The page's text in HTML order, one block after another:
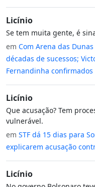
Licínio
Se tem muita gente, é
em Com Arena das
décadas de sucessos;
Fernandinha confirmados
Licínio
Que acusação? Tem
vulnerável.
em STF dá 15 dias para
explicarem acusação
Licínio